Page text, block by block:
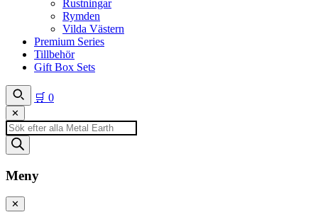
Rustningar
Rymden
Vilda Västern
Premium Series
Tillbehör
Gift Box Sets
🛒 0
✕
Produktsökning
Meny
✕